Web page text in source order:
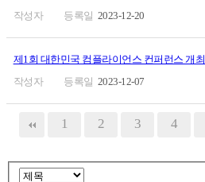
2023-12-20
제1회 대한민국 컴플라이언스 컨퍼런스 개최
2023-12-07
1 2 3 4